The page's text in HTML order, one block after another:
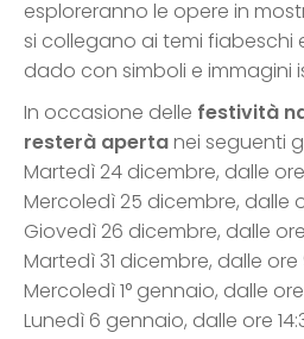
esploreranno le opere in
si collegano ai temi fiabeschi
dado con simboli e immagini
In occasione delle festività
resterà apertanei seguenti
Martedì 24 dicembre, dalle ore
Mercoledì 25 dicembre, dalle
Giovedì 26 dicembre, dalle
Martedì 31 dicembre, dalle ore
Mercoledì 1° gennaio, dalle ore
Lunedì 6 gennaio, dalle ore